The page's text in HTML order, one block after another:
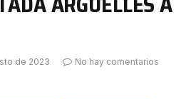
de 2023
No hay comentarios